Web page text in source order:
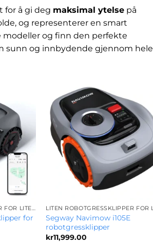
for å gi deg maksimal ytelse på
og representerer en smart
modeller og finn den perfekte
sunn og innbydende gjennom hele
LITEN ROBOTGRESSKLIPPER FOR LITEN PLEN
for
Segway Navimow i105E
robotgressklipper
kr11,999.00